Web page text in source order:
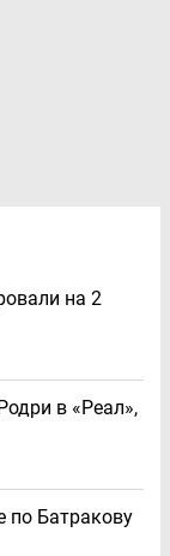
на 2
в «Реал»,
по Батракову